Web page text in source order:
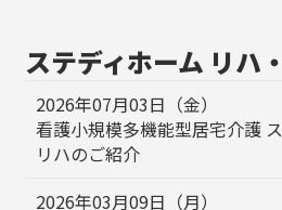
ステディホーム リハ
2026年07月03日（金）
看護小規模多機能型居宅介護
リハのご紹介
2026年03月09日（月）